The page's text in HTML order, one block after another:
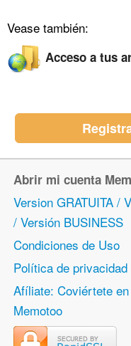
Vease también:
Acceso a tus
Abrir mi cuenta
Version GRATUITA /
/ Versión BUSINESS
Condiciones de Uso
Política de privacidad
Afíliate: Coviértete
Memotoo